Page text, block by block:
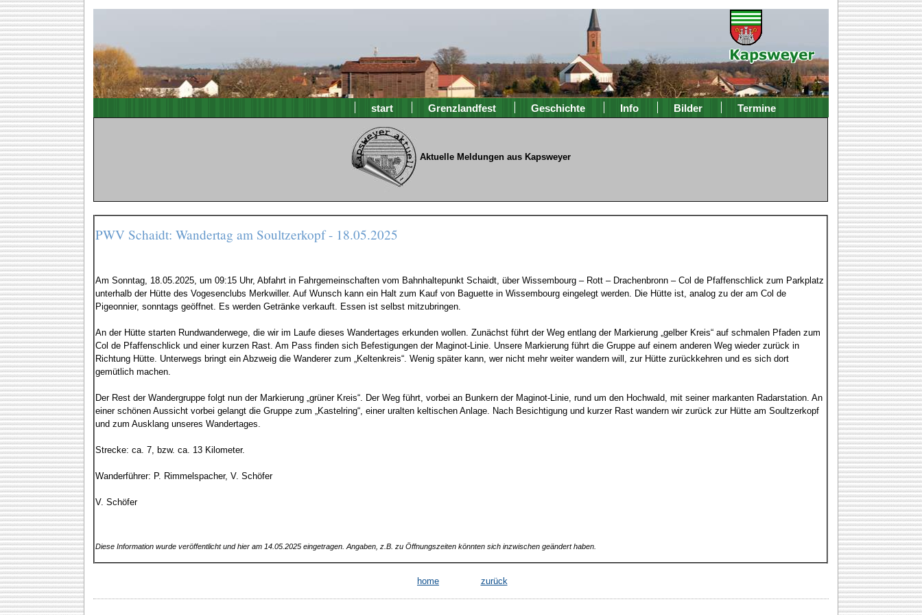
start Grenzlandfest Geschichte Info Bilder Termine
Aktuelle Meldungen aus Kapsweyer
PWV Schaidt: Wandertag am Soultzerkopf - 18.05.2025
Am Sonntag, 18.05.2025, um 09:15 Uhr, Abfahrt in Fahrgemeinschaften vom Bahnhaltepunkt Schaidt, über Wissembourg – Rott – Drachenbronn – Col de Pfaffenschlick zum Parkplatz
unterhalb der Hütte des Vogesenclubs Merkwiller. Auf Wunsch kann ein Halt zum Kauf von Baguette in Wissembourg eingelegt werden. Die Hütte ist, analog zu der am Col de
Pigeonnier, sonntags geöffnet. Es werden Getränke verkauft. Essen ist selbst mitzubringen.
An der Hütte starten Rundwanderwege, die wir im Laufe dieses Wandertages erkunden wollen. Zunächst führt der Weg entlang der Markierung „gelber Kreis“ auf schmalen Pfaden zum
Col de Pfaffenschlick und einer kurzen Rast. Am Pass finden sich Befestigungen der Maginot-Linie. Unsere Markierung führt die Gruppe auf einem anderen Weg wieder zurück in
Richtung Hütte. Unterwegs bringt ein Abzweig die Wanderer zum „Keltenkreis“. Wenig später kann, wer nicht mehr weiter wandern will, zur Hütte zurückkehren und es sich dort
gemütlich machen.
Der Rest der Wandergruppe folgt nun der Markierung „grüner Kreis“. Der Weg führt, vorbei an Bunkern der Maginot-Linie, rund um den Hochwald, mit seiner markanten Radarstation. An
einer schönen Aussicht vorbei gelangt die Gruppe zum „Kastelring“, einer uralten keltischen Anlage. Nach Besichtigung und kurzer Rast wandern wir zurück zur Hütte am Soultzerkopf
und zum Ausklang unseres Wandertages.
Strecke: ca. 7, bzw. ca. 13 Kilometer.
Wanderführer: P. Rimmelspacher, V. Schöfer
V. Schöfer
Diese Information wurde veröffentlicht und hier am 14.05.2025 eingetragen. Angaben, z.B. zu Öffnungszeiten könnten sich inzwischen geändert haben.
home zurück